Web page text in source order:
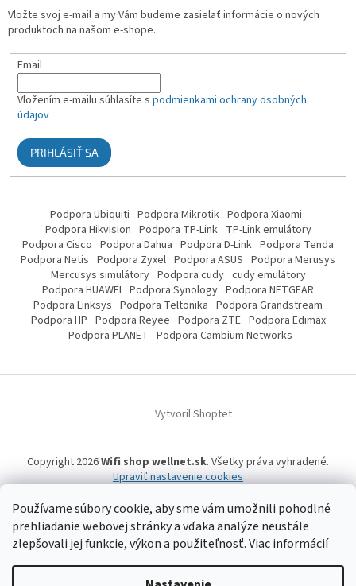
Používame súbory cookie, aby sme vám umožnili pohodlné
prehliadanie webovej stránky a vďaka analýze neustále
zlepšovali jej funkcie, výkon a použiteľnosť.Viac informácií
Vložte svoj e-mail a my Vám budeme zasielať informácie o nových
produktoch na našom e-shope.
Email
Vložením e-mailu súhlasíte s podmienkami ochrany osobných
údajov
PRIHLÁSIŤ SA
Podpora Ubiquiti Podpora Mikrotik Podpora Xiaomi
Podpora Hikvision Podpora TP-Link TP-Link emulátory
Podpora Cisco Podpora Dahua Podpora D-Link Podpora Tenda
Podpora Netis Podpora Zyxel Podpora ASUS Podpora Merusys
Mercusys simulátory Podpora cudy cudy emulátory
Podpora HUAWEI Podpora Synology Podpora NETGEAR
Podpora Linksys Podpora Teltonika Podpora Grandstream
Podpora HP Podpora Reyee Podpora ZTE Podpora Edimax
Podpora PLANET Podpora Cambium Networks
Vytvoril Shoptet
Copyright 2026Wifi shop wellnet.sk. Všetky práva vyhradené.
Upraviť nastavenie cookies
Wifi shop wellnet.sk prevádzkuje spoločnosť WELLNET, s.r.o.,IČO: 36484610,
OR OS: Prešov odd. Sro 14019/P, IČ DPH: SK2020015206 | Tel:+421 905 269 141
| WhatsApp, Signal, Telegram: +421 905 269 141 | Informácie o produktoch a
a ich dostupnosti, tu uvádzané, pochádzajú od tretích strán, mohli
vzniknúť automatizovaným strojovým prekladom a neprešli jazykovou